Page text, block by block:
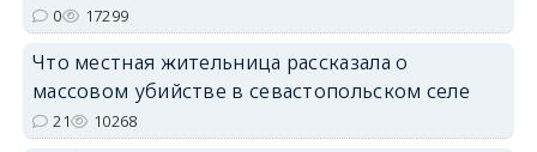
0 17299
Что местная жительница рассказала о
массовом убийстве в севастопольском селе
21 10268